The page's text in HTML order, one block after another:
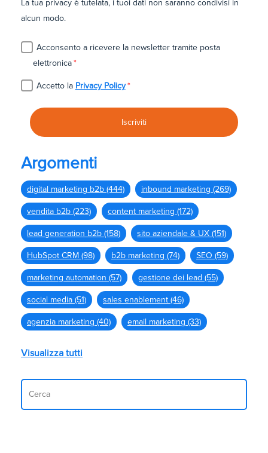
La tua privacy è tutelata, i tuoi dati non saranno condivisi in
alcun modo.
Acconsento a ricevere la newsletter tramite posta
elettronica*
Accetto la Privacy Policy *
Argomenti
digital marketing b2b (444) inbound marketing (269)
vendita b2b (223) content marketing (172)
lead generation b2b (158) sito aziendale & UX (151)
HubSpot CRM (98) b2b marketing (74) SEO (59)
marketing automation (57) gestione dei lead (55)
social media (51) sales enablement (46)
agenzia marketing (40) email marketing (33)
Visualizza tutti